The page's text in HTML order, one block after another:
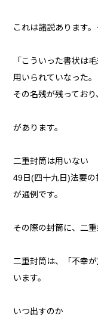
これは諸説あります。
「こういった書状は
用いられていなった。
その名残が残っており
があります。
二重封筒は用いない
49日(四十九日)法要
が通例です。
その際の封筒に、二
二重封筒は、「不幸
います。
いつ出すのか